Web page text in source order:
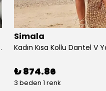
Kesim Elbise
Simala
₺ 874.86
3 beden 1 renk